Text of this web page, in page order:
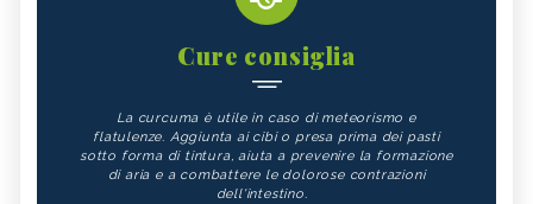
Cure consiglia
La curcuma è utile in caso di meteorismo e
flatulenze. Aggiunta ai cibi o presa prima dei pasti
sotto forma di tintura, aiuta a prevenire la formazione
di aria e a combattere le dolorose contrazioni
dell'intestino.